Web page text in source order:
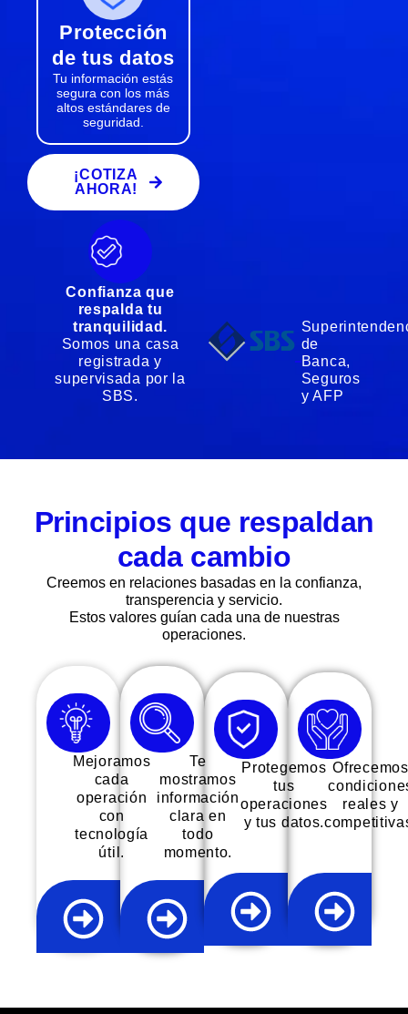
Protección
de tus datos
Tu información estás
segura con los más
altos estándares de
seguridad.
¡COTIZA
AHORA!
Confianza que
respalda tu
tranquilidad.
Somos una casa
registrada y
supervisada por la
SBS.
de
Banca,
Seguros
y AFP
Principios que respaldan
cada cambio
Creemos en relaciones basadas en la confianza,
transperencia y servicio.
Estos valores guían cada una de nuestras
operaciones.
Mejoramos
cada
operación
con
tecnología
útil.
Te
mostramos
información
clara en
todo
momento.
Protegemos
tus
operaciones
y tus datos.
Ofrecemos
reales y